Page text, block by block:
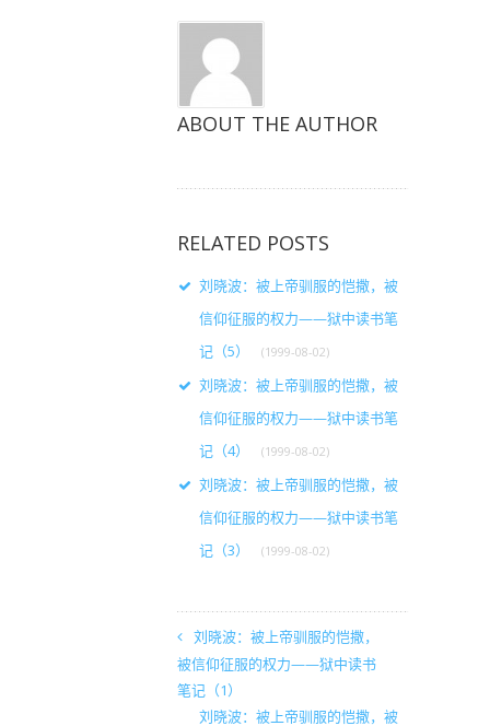
ABOUT THE AUTHOR
RELATED POSTS
刘晓波：被上帝驯服的恺撒，被
信仰征服的权力——狱中读书笔
记（5）
(1999-08-02)
刘晓波：被上帝驯服的恺撒，被
信仰征服的权力——狱中读书笔
记（4）
(1999-08-02)
刘晓波：被上帝驯服的恺撒，被
信仰征服的权力——狱中读书笔
记（3）
(1999-08-02)
刘晓波：被上帝驯服的恺撒，
被信仰征服的权力——狱中读书
笔记（1）
刘晓波：被上帝驯服的恺撒，被